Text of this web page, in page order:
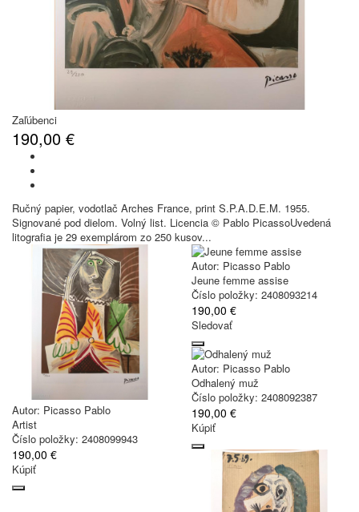
Zaľúbenci
190,00 €
Ručný papier, vodotlač Arches France, print S.P.A.D.E.M. 1955.
Signované pod dielom. Volný list. Licencia © Pablo PicassoUvedená
litografia je 29 exemplárom zo 250 kusov...
Autor: Picasso Pablo
Artist
Číslo položky: 2408099943
190,00 €
Kúpiť
Autor: Picasso Pablo
Jeune femme assise
Číslo položky: 2408093214
190,00 €
Sledovať
Autor: Picasso Pablo
Odhalený muž
Číslo položky: 2408092387
190,00 €
Kúpiť